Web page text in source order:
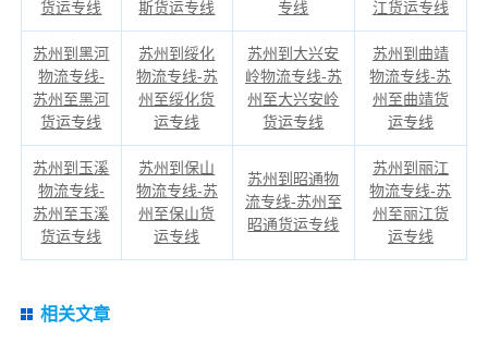
货运专线
斯货运专线
专线
江货运专线
苏州到黑河
物流专线-
苏州至黑河
货运专线
苏州到绥化
物流专线-苏
州至绥化货
运专线
苏州到大兴安
岭物流专线-苏
州至大兴安岭
货运专线
苏州到曲靖
物流专线-苏
州至曲靖货
运专线
苏州到玉溪
物流专线-
苏州至玉溪
货运专线
苏州到保山
物流专线-苏
州至保山货
运专线
苏州到昭通物
流专线-苏州至
昭通货运专线
苏州到丽江
物流专线-苏
州至丽江货
运专线
相关文章